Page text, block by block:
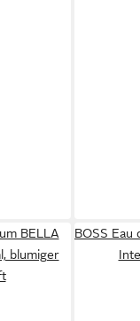
BELLA
blumiger
BOSS Eau